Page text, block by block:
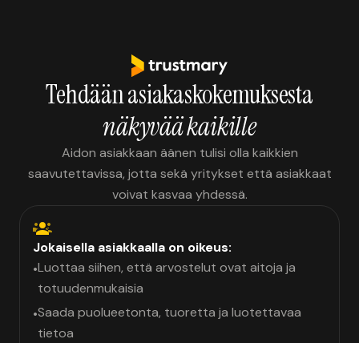
Tehdään asiakaskokemuksesta
näkyvää kaikille
Aidon asiakkaan äänen tulisi olla kaikkien
saavutettavissa, jotta sekä yritykset että asiakkaat
voivat kasvaa yhdessä.
Jokaisella asiakkaalla on oikeus:
•Luottaa siihen, että arvostelut ovat aitoja ja
totuudenmukaisia
•Saada puolueetonta, tuoretta ja luotettavaa
tietoa